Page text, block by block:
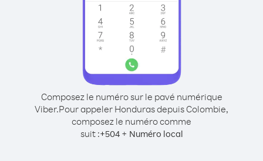
Composez le numéro sur le pavé numérique
Viber.Pour appeler Honduras depuis Colombie,
composez le numéro comme
suit :+504+ Numéro local